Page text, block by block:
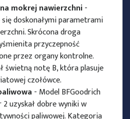
mokrej nawierzchni-
doskonałymi parametrami
Skrócona droga
przyczepność
przez organy kontrolne.
świetną notę B, która plasuje
czołówce.
- Model BFGoodrich
uzyskał dobre wyniki w
paliwowej. Kategoria